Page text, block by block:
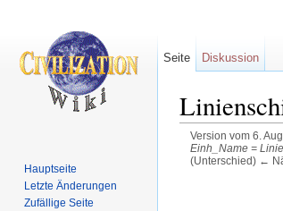
Version vom 6.
Einh_Name =
(Unterschied) ←
Seite Diskussion
Hauptseite
Letzte Änderungen
Zufällige Seite